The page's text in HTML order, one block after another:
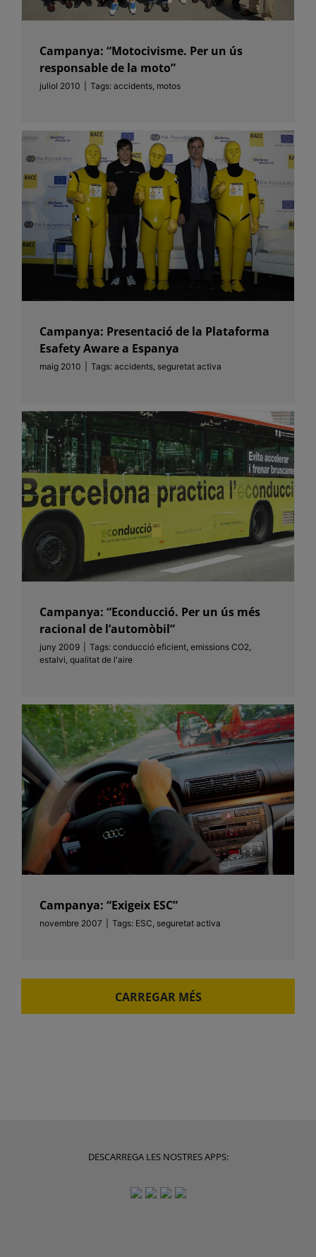
Campanya: “Motocivisme. Per un ús
responsable de la moto”
juliol 2010 Tags: accidents, motos
Campanya: Presentació de la Plataforma
Esafety Aware a Espanya
maig 2010 Tags: accidents, seguretat activa
Campanya: “Econducció. Per un ús més
racional de l’automòbil”
juny 2009 Tags: conducció eficient, emissions CO2,
estalvi, qualitat de l'aire
Campanya: “Exigeix ESC”
novembre 2007 Tags: ESC, seguretat activa
CARREGAR MÉS
DESCARREGA LES NOSTRES APPS: